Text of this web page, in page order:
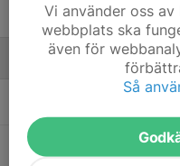
Vilmer Nyberg
Ledare
Sofia Hellström
Vi använder oss
webbplats ska
även för
Så